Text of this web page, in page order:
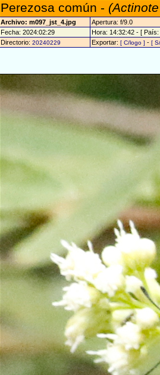
Perezosa común -
Archivo: m097_jst_4.jpg
Apertura: f/9.0
Fecha: 2024:02:29
Hora: 14:32:42 - [ País:
Directorio: 20240229 Exportar: [ C/logo ] - [